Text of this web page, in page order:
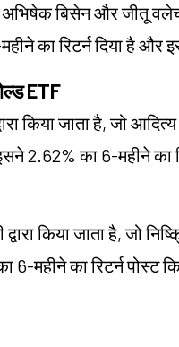
बिसेन और जीतू वलेच्छा
का रिटर्न दिया है और
ETF
किया जाता है, जो
2.62% का 6-महीने का
किया जाता है, जो
महीने का रिटर्न पोस्ट